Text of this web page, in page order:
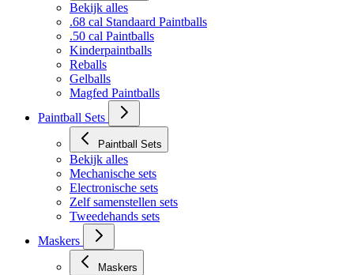
Bekijk alles
.68 cal Standaard Paintballs
.50 cal Paintballs
Kinderpaintballs
Reballs
Gelballs
Magfed Paintballs
Paintball Sets
Paintball Sets
Bekijk alles
Mechanische sets
Electronische sets
Zelf samenstellen sets
Tweedehands sets
Maskers
Maskers